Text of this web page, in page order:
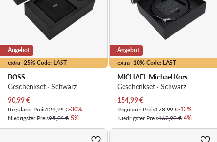
extra -25% Code: LAST
Angebot
BOSS
Geschenkset · Schwarz
Aktueller Preis
90,99€
Regulärer Preis129,99 €-30%
Niedrigster Preis95,99 €-5%
extra -10% Code: LAST
Angebot
MICHAEL Michael Kors
Geschenkset · Schwarz
Aktueller Preis
154,99€
Regulärer Preis178,99 €-13%
Niedrigster Preis162,99 €-4%